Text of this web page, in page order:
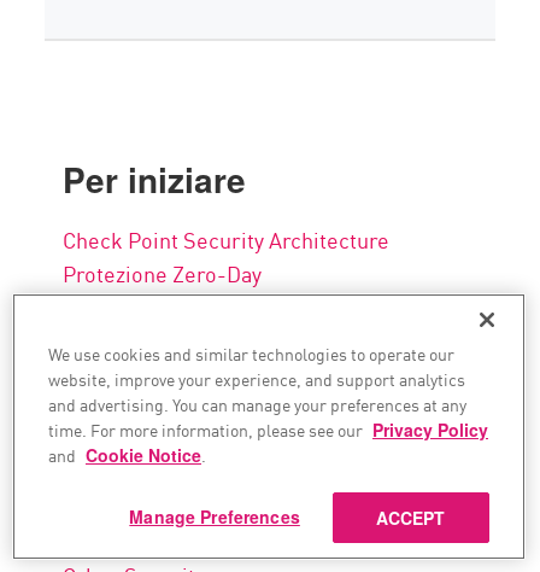
Per iniziare
Check Point Security Architecture
Protezione Zero-Day
Sicurezza degli Endpoint
Sicurezza informatica Gen V
Argomenti correlati
We use cookies and similar technologies to operate our
website, improve your experience, and support analytics
and advertising. You can manage your preferences at any
time. For more information, please see our Privacy Policy
and Cookie Notice.
ACCEPT
Manage Preferences